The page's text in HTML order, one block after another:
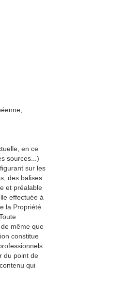
en ce
sources...)
sur les
des balises
et préalable
effectuée à
la Propriété
même que
constitue
du point de
qui